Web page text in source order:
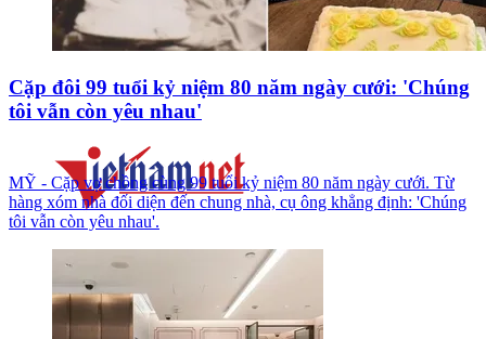
Cặp đôi 99 tuổi kỷ niệm 80 năm ngày cưới: 'Chúng
tôi vẫn còn yêu nhau'
MỸ - Cặp vợ chồng cùng 99 tuổi kỷ niệm 80 năm ngày cưới. Từ
hàng xóm nhà đối diện đến chung nhà, cụ ông khẳng định: 'Chúng
tôi vẫn còn yêu nhau'.